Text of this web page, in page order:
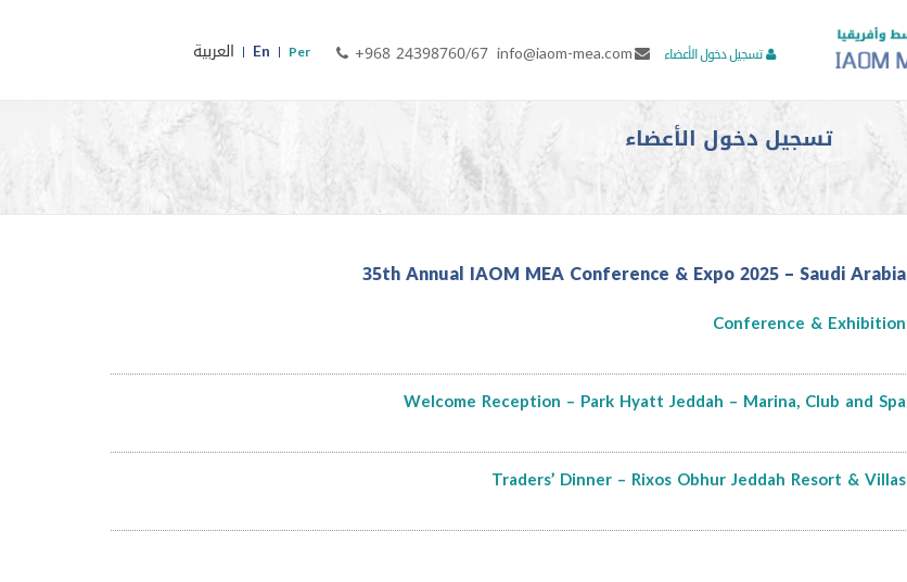
تسجيل دخول الأعضاء info@iaom-mea.com
+968 24398760/67 العربية En Per
تسجيل دخول الأعضاء
35th Annual IAOM MEA Conference & Expo 2025 – Saudi Arabia
Conference & Exhibition
Welcome Reception – Park Hyatt Jeddah – Marina, Club and Spa
Traders’ Dinner – Rixos Obhur Jeddah Resort & Villas